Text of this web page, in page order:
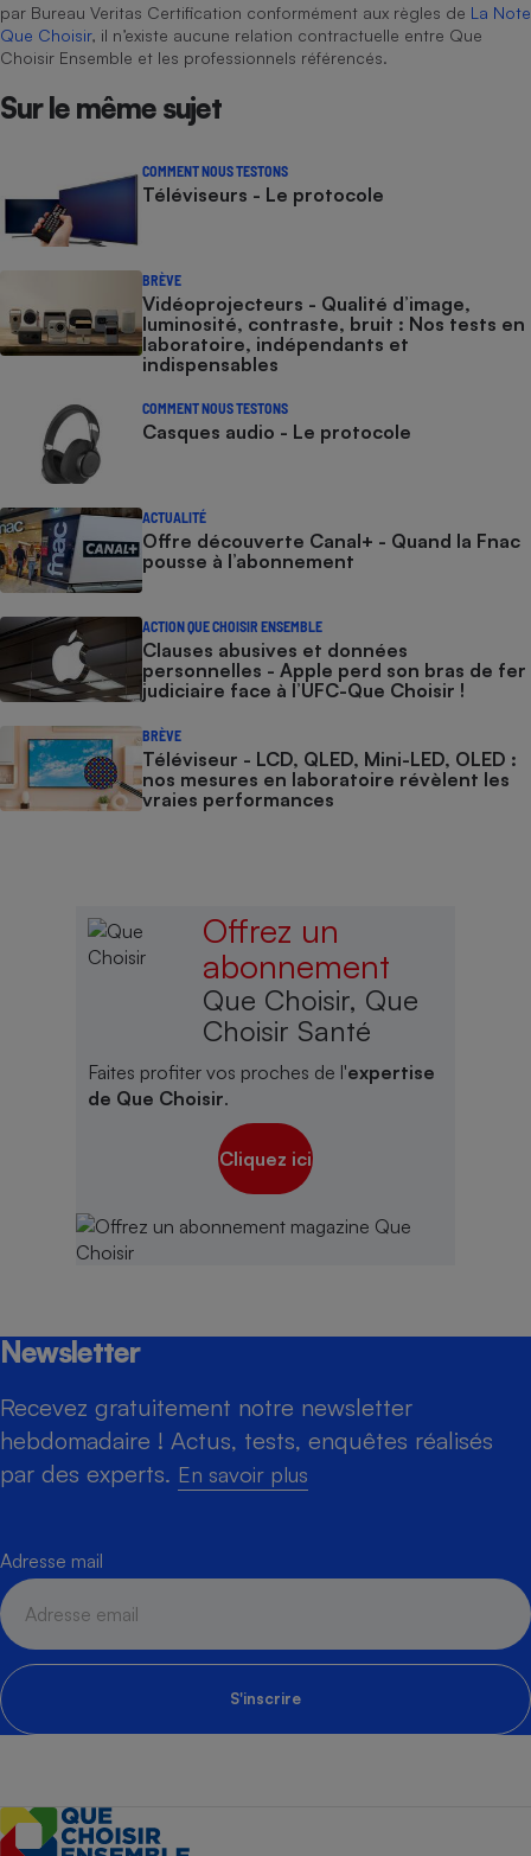
par Bureau Veritas Certification conformément aux règles de La Note
Que Choisir, il n’existe aucune relation contractuelle entre Que
Choisir Ensemble et les professionnels référencés.
Sur le même sujet
COMMENT NOUS TESTONS
Téléviseurs - Le protocole
BRÈVE
Vidéoprojecteurs - Qualité d’image,
luminosité, contraste, bruit : Nos tests en
laboratoire, indépendants et
indispensables
COMMENT NOUS TESTONS
Casques audio - Le protocole
ACTUALITÉ
Offre découverte Canal+ - Quand la Fnac
pousse à l’abonnement
ACTION QUE CHOISIR ENSEMBLE
Clauses abusives et données
personnelles - Apple perd son bras de fer
judiciaire face à l’UFC-Que Choisir !
BRÈVE
Téléviseur - LCD, QLED, Mini-LED, OLED :
nos mesures en laboratoire révèlent les
vraies performances
Offrez un
abonnement
Que Choisir, Que
Choisir Santé
Faites profiter vos proches de l'expertise
de Que Choisir.
Cliquez ici
Newsletter
Recevez gratuitement notre newsletter
hebdomadaire ! Actus, tests, enquêtes réalisés
par des experts. En savoir plus
Adresse mail
S'inscrire